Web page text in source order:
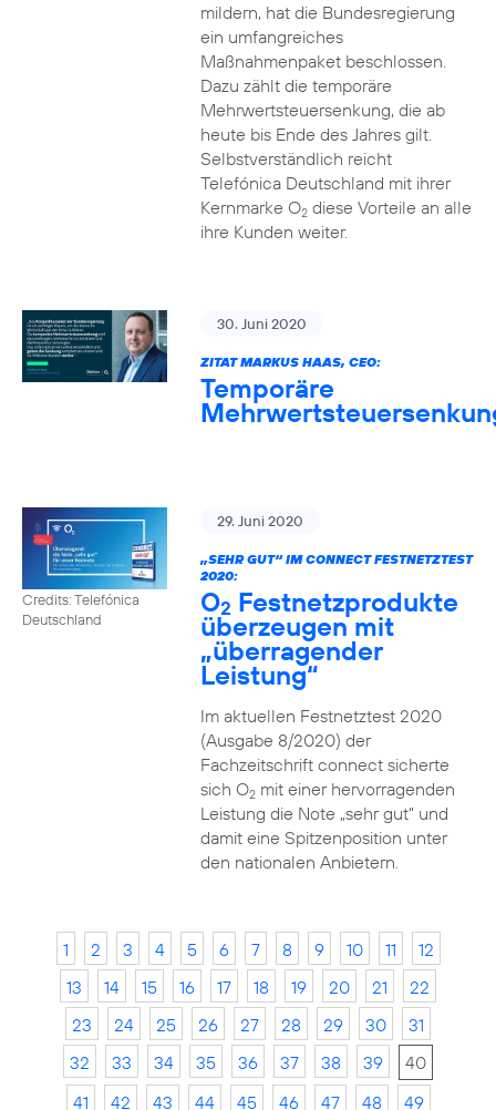
mildern, hat die Bundesregierung
ein umfangreiches
Maßnahmenpaket beschlossen.
Dazu zählt die temporäre
Mehrwertsteuersenkung, die ab
heute bis Ende des Jahres gilt.
Selbstverständlich reicht
Telefónica Deutschland mit ihrer
Kernmarke O2diese Vorteile an alle
ihre Kunden weiter.
30. Juni 2020
ZITAT MARKUS HAAS, CEO:
Temporäre
Credits: Telefónica
Deutschland
29. Juni 2020
„SEHR GUT“ IM CONNECT FESTNETZTEST
2020:
O2 Festnetzprodukte
überzeugen mit
„überragender
Leistung“
Im aktuellen Festnetztest 2020
(Ausgabe 8/2020) der
Fachzeitschrift connect sicherte
sich O2mit einer hervorragenden
Leistung die Note „sehr gut“ und
damit eine Spitzenposition unter
den nationalen Anbietern.
1 2 3 4 5 6 7 8 9 10 11
12
13
14 15 16 17 18 19 20 21
22
23
24 25 26 27 28 29 30
31
32
33 34 35 36 37 38 39
40
41
42 43 44 45 46 47 48 49